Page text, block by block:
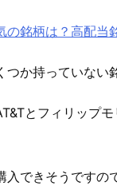
の銘柄は？高配当
つか持っていない
とフィリップ
入できそうですの